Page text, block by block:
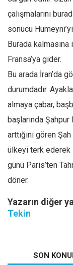
çalışmalarını
sonucu
Burada
Fransa’ya gider.
Bu arada İran’da
durumdadır.
almaya çabar,
başlarında
arttığını gören
ülkeyi terk ederek
günü Paris’ten
döner.
Yazarın diğer
Tekin
SON